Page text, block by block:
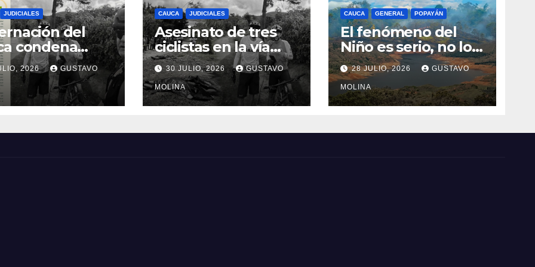
JUDICIALES
del
condena
de tres
y exige
urgentes
2026 GUSTAVO
CAUCA JUDICIALES
Asesinato de tres
ciclistas en la vía
Totoró – Silvia,
genera
consternación en el
Cauca
30 JULIO, 2026 GUSTAVO
MOLINA
CAUCA GENERAL POPAYÁN
El fenómeno del
Niño es serio, no lo
tome a juego
28 JULIO, 2026 GUSTAVO
MOLINA